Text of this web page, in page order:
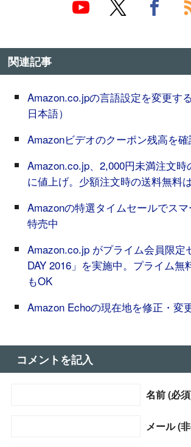
関連記事
Amazon.co.jpの言語設定を変更す
日本語）
Amazonビデオのクーポン残高を
Amazon.co.jp、2,000円未満注文時
に値上げ。少額注文時の送料無料
Amazonの特選タイムセールでス
特売中
Amazon.co.jp がプライム会員限定
DAY 2016」を実施中。プライム無
もOK
Amazon Echoの現在地を修正・変
コメントを記入
名前 (必
メール (